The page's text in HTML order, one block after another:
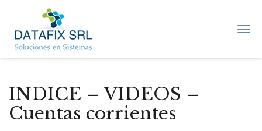
INDICE – VIDEOS –
Cuentas corrientes